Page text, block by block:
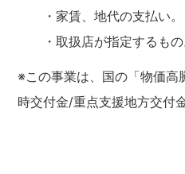
・家賃、地代の支払い。
・取扱店が指定するもの
※この事業は、国の「物価高
時交付金/重点支援地方交付